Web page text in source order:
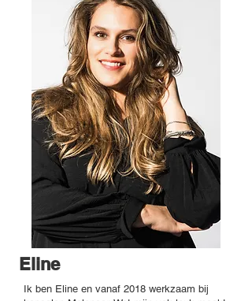
Eline
Ik ben Eline en vanaf 2018 werkzaam bij